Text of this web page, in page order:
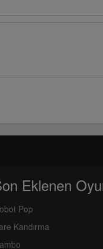
Eklenen
Pop
Kandırma